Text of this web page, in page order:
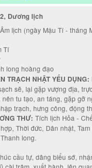
Dương lịch
lịch (ngày Mậu Tí - tháng
Tí
long hoàng đạo
TRẠCH NHẬT YẾU DỤNG:
sẽ, lại gặp vượng địa,
tu tạo, an táng, gặp gỡ
trạch, hưng công, động
THƯ: Tích lịch Hỏa -
Thời đức, Dân nhật,
long.
cầu tự, dâng biểu sớ,